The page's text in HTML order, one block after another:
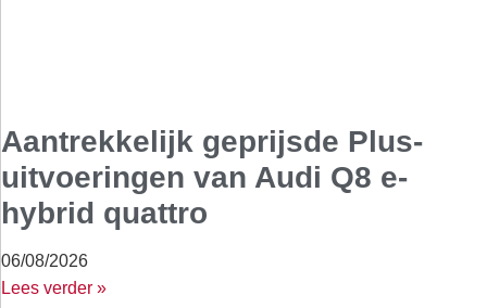
Aantrekkelijk geprijsde Plus-
uitvoeringen van Audi Q8 e-
hybrid quattro
06/08/2026
Lees verder »